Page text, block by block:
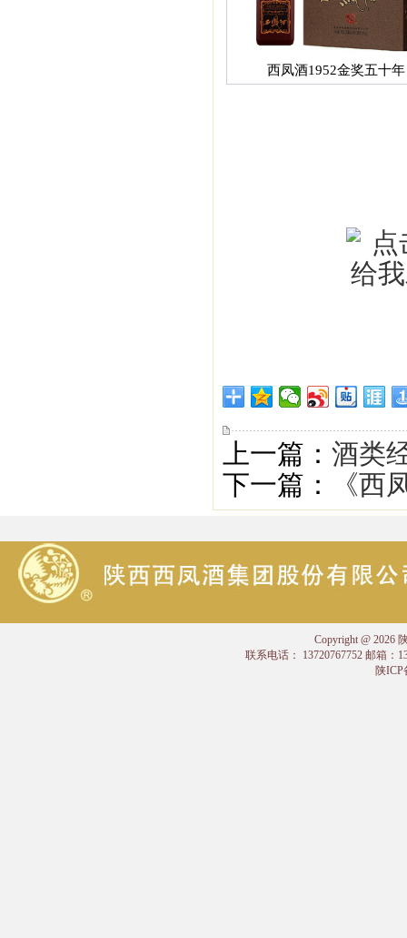
西凤酒1952金奖五十年
上一篇： 酒类
下一篇：
《西
Copyright @ 2026
联系电话： 13720767752 邮箱：
陕ICP